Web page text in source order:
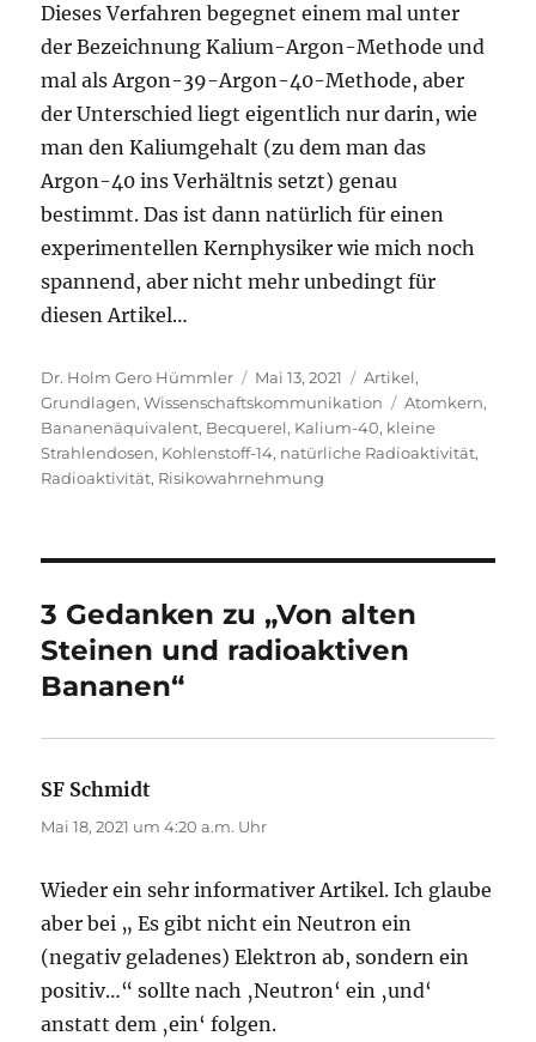
Dieses Verfahren begegnet einem mal unter
der Bezeichnung Kalium-Argon-Methode und
mal als Argon-39-Argon-40-Methode, aber
der Unterschied liegt eigentlich nur darin, wie
man den Kaliumgehalt (zu dem man das
Argon-40 ins Verhältnis setzt) genau
bestimmt. Das ist dann natürlich für einen
experimentellen Kernphysiker wie mich noch
spannend, aber nicht mehr unbedingt für
diesen Artikel…
Autor
Dr. Holm Gero Hümmler
Veröffentlicht
am
Mai 13, 2021 Kategorien
Artikel,
Grundlagen,Wissenschaftskommunikation Schlagwörter
Atomkern,
Bananenäquivalent, Becquerel, Kalium-40, kleine
Strahlendosen, Kohlenstoff-14, natürliche Radioaktivität,
Radioaktivität, Risikowahrnehmung
3 Gedanken zu „Von alten
Steinen und radioaktiven
Bananen“
SF Schmidt
Mai 18, 2021 um 4:20 a.m. Uhr
Wieder ein sehr informativer Artikel. Ich glaube
aber bei „ Es gibt nicht ein Neutron ein
(negativ geladenes) Elektron ab, sondern ein
positiv…“ sollte nach ‚Neutron‘ ein ‚und‘
anstatt dem ‚ein‘ folgen.